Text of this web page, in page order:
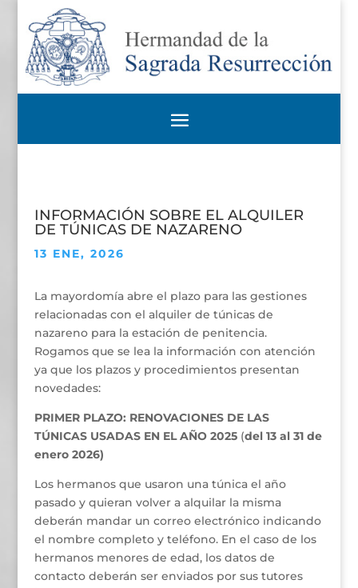
INFORMACIÓN SOBRE EL ALQUILER
DE TÚNICAS DE NAZARENO
13 ENE, 2026
La mayordomía abre el plazo para las gestiones
relacionadas con el alquiler de túnicas de
nazareno para la estación de penitencia.
Rogamos que se lea la información con atención
ya que los plazos y procedimientos presentan
novedades:
PRIMER PLAZO: RENOVACIONES DE LAS
TÚNICAS USADAS EN EL AÑO 2025(del 13 al 31 de
enero 2026)
Los hermanos que usaron una túnica el año
pasado y quieran volver a alquilar la misma
deberán mandar un correo electrónico indicando
el nombre completo y teléfono. En el caso de los
hermanos menores de edad, los datos de
contacto deberán ser enviados por sus tutores